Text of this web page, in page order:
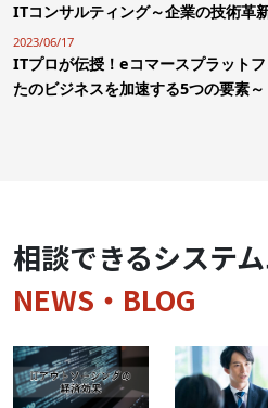
ITコンサルティング～企業の技術革
2023/06/17
ITプロが伝授！eコマースプラット
たのビジネスを加速する5つの要素～
相談できるシステ
NEWS・BLOG